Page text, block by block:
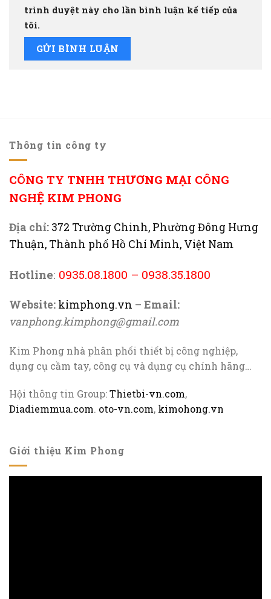
trình duyệt này cho lần bình luận kế tiếp của
tôi.
Thông tin công ty
CÔNG TY TNHH THƯƠNG MẠI CÔNG
NGHỆ KIM PHONG
Địa chỉ: 372 Trường Chinh, Phường Đông Hưng
Thuận, Thành phố Hồ Chí Minh, Việt Nam
Hotline: 0935.08.1800 – 0938.35.1800
Website: kimphong.vn – Email:
vanphong.kimphong@gmail.com
Kim Phong nhà phân phối thiết bị công nghiệp,
dụng cụ cầm tay, công cụ và dụng cụ chính hãng…
Hội thông tin Group:Thietbi-vn.com,
Diadiemmua.com. oto-vn.com, kimohong.vn
Giới thiệu Kim Phong